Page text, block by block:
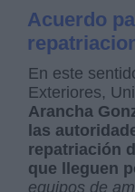
Acuerdo
En este
Exteriores,
Arancha
las
repatriación
que lleguen
equipos de